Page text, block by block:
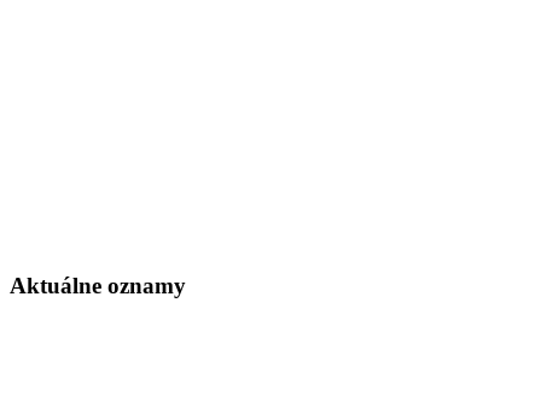
Aktuálne oznamy